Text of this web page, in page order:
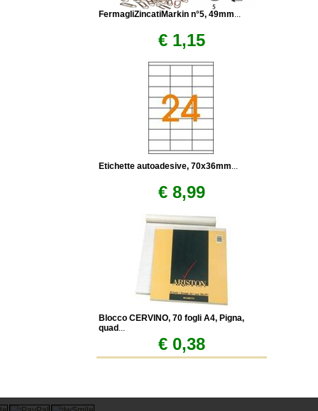
FermagliZincatiMarkin n°5, 49mm...
€ 1,15
Etichette autoadesive, 70x36mm...
€ 8,99
Blocco CERVINO, 70 fogli A4, Pigna,
quad ...
€ 0,38